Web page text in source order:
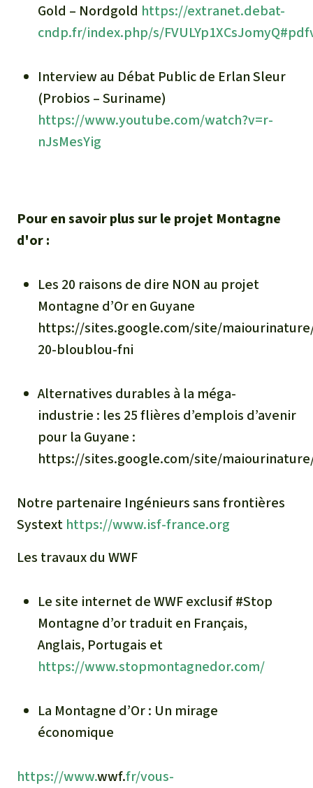
Gold – Nordgold https://extranet.debat-
cndp.fr/index.php/s/
Interview au Débat Public de Erlan Sleur
(Probios – Suriname)
https://www.youtube.com/watch?v=r-
nJsMesYig
Pour en savoir plus sur le projet Montagne
d'or :
Les 20 raisons de dire NON au projet
Montagne d’Or en Guyane
https://sites.google.com/site/
20-bloublou-fni
Alternatives durables à la méga-
industrie : les 25 flières d’emplois d’avenir
pour la Guyane :
https://sites.google.com/site/
Notre partenaire Ingénieurs sans frontières
Systext https://www.isf-france.org
Les travaux du WWF
Le site internet de WWF exclusif #Stop
Montagne d’or traduit en Français,
Anglais, Portugais et
https://www.stopmontagnedor.com/
La Montagne d’Or : Un mirage
économique
https://www.wwf.fr/vous-